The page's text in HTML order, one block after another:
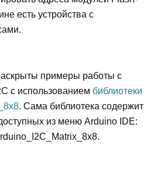
есть устройства с
примеры работы с
с использованием библиотеки
. Сама библиотека содержит
из меню Arduino IDE: